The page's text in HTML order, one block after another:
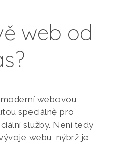
web od
webovou
speciálně pro
služby. Není tedy
webu, nýbrž je